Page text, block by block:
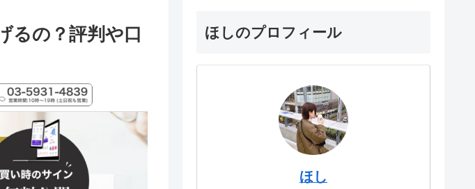
の？評判や口
ほしのプロフィール
ほし